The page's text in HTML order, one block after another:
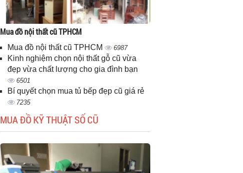
Mua đồ nội thất cũ TPHCM
Mua đồ nội thất cũ TPHCM 6987
Kinh nghiệm chọn nội thất gỗ cũ vừa
đẹp vừa chất lượng cho gia đình bạn
6501
Bí quyết chọn mua tủ bếp đẹp cũ giá rẻ
7235
MUA ĐỒ KỸ THUẬT SỐ CŨ